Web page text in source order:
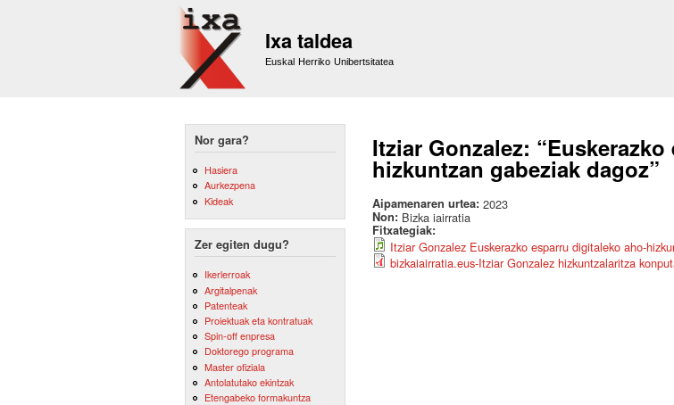
Ixa taldea
Euskal Herriko Unibertsitatea
Nor gara?
Hasiera
Aurkezpena
Kideak
Zer egiten dugu?
Ikerlerroak
Argitalpenak
Patenteak
Proiektuak eta kontratuak
Spin-off enpresa
Doktorego programa
Master ofiziala
Antolatutako ekintzak
Etengabeko formakuntza
Itziar Gonzalez:
hizkuntzan gabeziak dagoz”
Aipamenaren urtea: 2023
Non: Bizka iairratia
Fitxategiak:
Itziar Gonzalez Euskerazko esparru digitaleko aho-
bizkaiairratia.eus-Itziar Gonzalez hizkuntzalaritza